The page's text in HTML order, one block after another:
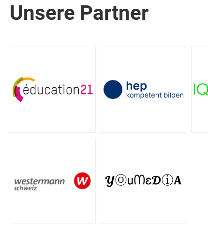
Unsere Partner